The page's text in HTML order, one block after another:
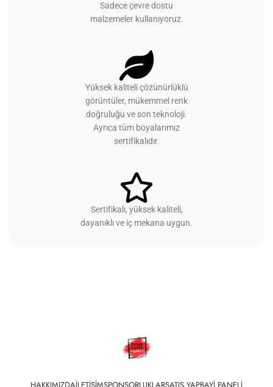
Sadece çevre dostu
malzemeler kullanıyoruz.
Yüksek kaliteli çözünürlüklü
görüntüler, mükemmel renk
doğruluğu ve son teknoloji.
Ayrıca tüm boyalarımız
sertifikalıdır.
Sertifikalı, yüksek kaliteli,
dayanıklı ve iç mekana uygun.
HAKKIMIZDAİLETIŞIMSPONSORLUKLARSATIŞ YAPBAYI PANELI